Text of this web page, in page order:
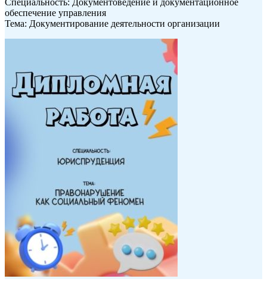
Специальность: Документоведение и документационное
обеспечение управления
Тема: Документирование деятельности организации